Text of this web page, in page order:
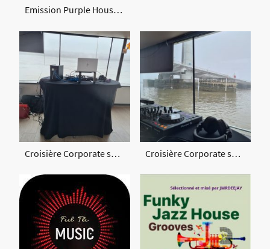
Emission Purple House sur BordoFM
Croisière Corporate sur la Garonne Croisière Corporate sur la Garonne